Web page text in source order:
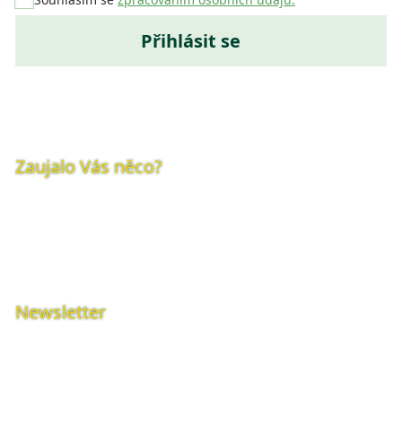
Přihlásit se
Zaujalo Vás něco?
Newsletter